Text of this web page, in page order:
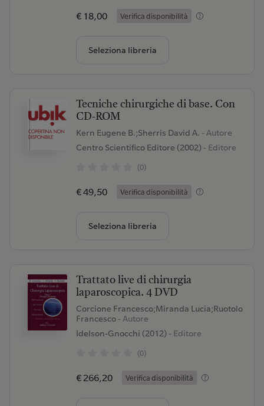
€ 18,00 Verifica disponibilità
Seleziona libreria
Tecniche chirurgiche di base. Con
CD-ROM
Kern Eugene B.;Sherris David A. - Autore
Centro Scientifico Editore (2002)- Editore
(0)
€ 49,50 Verifica disponibilità
Seleziona libreria
Trattato live di chirurgia
laparoscopica. 4 DVD
Corcione Francesco;Miranda Lucia;Ruotolo
Francesco - Autore
Idelson-Gnocchi (2012)- Editore
(0)
€ 266,20 Verifica disponibilità